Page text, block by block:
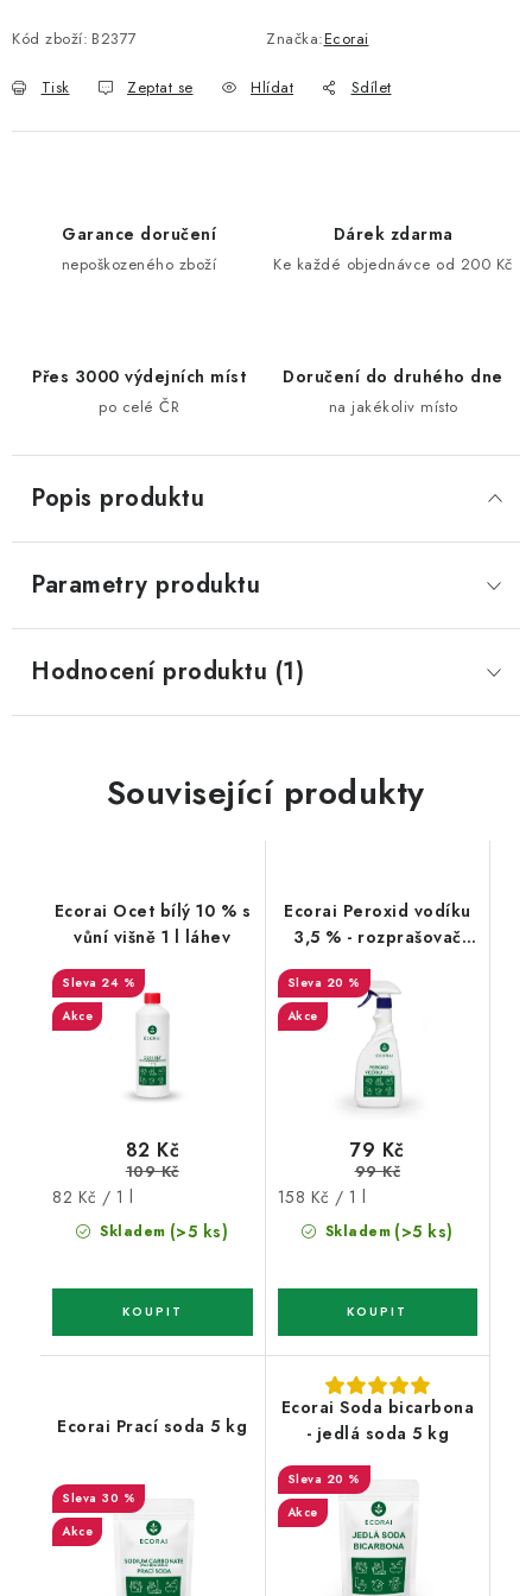
Kód zboží: B2377 Značka:Ecorai
Tisk Zeptat se Hlídat Sdílet
Garance doručení
nepoškozeného zboží
Dárek zdarma
Ke každé objednávce od 200 Kč
Přes 3000 výdejních míst
po celé ČR
Doručení do druhého dne
na jakékoliv místo
Popis produktu
Parametry produktu
Hodnocení produktu (1)
Související produkty
Ecorai Ocet bílý 10 % s
vůní višně 1 l láhev
24 %
Akce
Skladem (>5 ks)
82 Kč
109 Kč
Měrná
cena:
82 Kč / 1 l
Ecorai Peroxid vodíku
3,5 % - rozprašovač
500 ml
20 %
Akce
Skladem (>5 ks)
79 Kč
99 Kč
Měrná
cena:
158 Kč / 1 l
Ecorai Prací soda 5 kg
30 %
Akce
Ecorai Soda bicarbona
- jedlá soda 5 kg
20 %
Akce